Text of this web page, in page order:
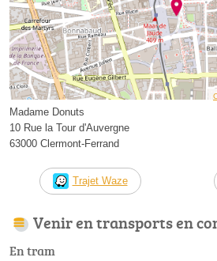
Madame Donuts
10 Rue la Tour d'Auvergne
63000 Clermont-Ferrand
Trajet Waze
Venir en transports en
En tram